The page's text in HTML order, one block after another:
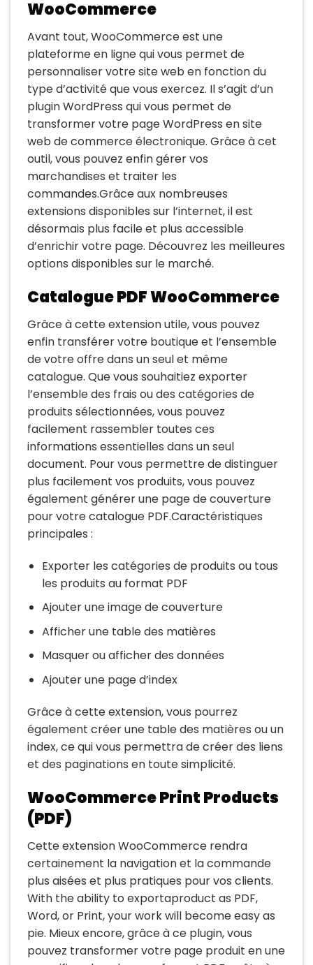
WooCommerce
Avant tout, WooCommerce est une
plateforme en ligne qui vous permet de
personnaliser votre site web en fonction du
type d’activité que vous exercez. Il s’agit d’un
plugin WordPress qui vous permet de
transformer votre page WordPress en site
web de commerce électronique. Grâce à cet
outil, vous pouvez enfin gérer vos
marchandises et traiter les
commandes.Grâce aux nombreuses
extensions disponibles sur l’internet, il est
désormais plus facile et plus accessible
d’enrichir votre page. Découvrez les meilleures
options disponibles sur le marché.
Catalogue PDF WooCommerce
Grâce à cette extension utile, vous pouvez
enfin transférer votre boutique et l’ensemble
de votre offre dans un seul et même
catalogue. Que vous souhaitiez exporter
l’ensemble des frais ou des catégories de
produits sélectionnées, vous pouvez
facilement rassembler toutes ces
informations essentielles dans un seul
document. Pour vous permettre de distinguer
plus facilement vos produits, vous pouvez
également générer une page de couverture
pour votre catalogue PDF.Caractéristiques
principales :
Exporter les catégories de produits ou tous
les produits au format PDF
Ajouter une image de couverture
Afficher une table des matières
Masquer ou afficher des données
Ajouter une page d’index
Grâce à cette extension, vous pourrez
également créer une table des matières ou un
index, ce qui vous permettra de créer des liens
et des paginations en toute simplicité.
WooCommerce Print Products
(PDF)
Cette extension WooCommerce rendra
certainement la navigation et la commande
plus aisées et plus pratiques pour vos clients.
With the ability to exportaproduct as PDF,
Word, or Print, your work will become easy as
pie. Mieux encore, grâce à ce plugin, vous
pouvez transformer votre page produit en une